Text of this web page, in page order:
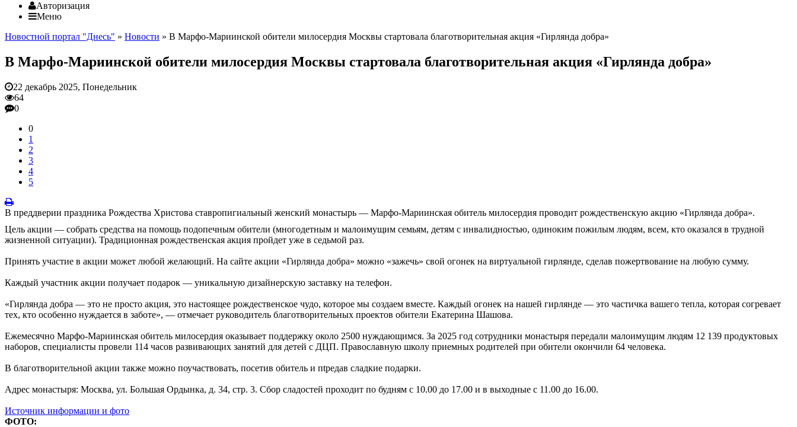
Авторизация
Меню
Новостной портал "Днесь" » Новости » В Марфо-Мариинской обители милосердия Москвы стартовала благотворительная акция «Гирлянда добра»
В Марфо-Мариинской обители милосердия Москвы стартовала благотворительная акция «Гирлянда добра»
22 декабрь 2025, Понедельник
64
0
0
1
2
3
4
5
В преддверии праздника Рождества Христова ставропигиальный женский монастырь — Марфо-Мариинская обитель милосердия проводит рождественскую акцию «Гирлянда добра».
Цель акции — собрать средства на помощь подопечным обители (многодетным и малоимущим семьям, детям с инвалидностью, одиноким пожилым людям, всем, кто оказался в трудной
жизненной ситуации). Традиционная рождественская акция пройдет уже в седьмой раз.
Принять участие в акции может любой желающий. На сайте акции «Гирлянда добра» можно «зажечь» свой огонек на виртуальной гирлянде, сделав пожертвование на любую сумму.
Каждый участник акции получает подарок — уникальную дизайнерскую заставку на телефон.
«Гирлянда добра — это не просто акция, это настоящее рождественское чудо, которое мы создаем вместе. Каждый огонек на нашей гирлянде — это частичка вашего тепла, которая согревает
тех, кто особенно нуждается в заботе», — отмечает руководитель благотворительных проектов обители Екатерина Шашова.
Ежемесячно Марфо-Мариинская обитель милосердия оказывает поддержку около 2500 нуждающимся. За 2025 год сотрудники монастыря передали малоимущим людям 12 139 продуктовых
наборов, специалисты провели 114 часов развивающих занятий для детей с ДЦП. Православную школу приемных родителей при обители окончили 64 человека.
В благотворительной акции также можно поучаствовать, посетив обитель и пtредав сладкие подарки.
Адрес монастыря: Москва, ул. Большая Ордынка, д. 34, стр. 3. Сбор сладостей проходит по будням с 10.00 до 17.00 и в выходные с 11.00 до 16.00.
Источник информации и фото
ФОТО: